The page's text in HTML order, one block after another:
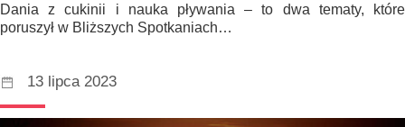
Dania z cukinii i nauka pływania – to dwa tematy, które
poruszył w Bliższych Spotkaniach…
13 lipca 2023